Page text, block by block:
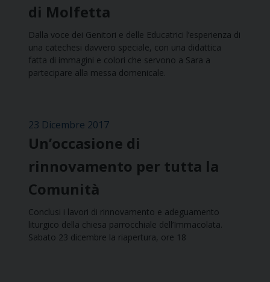
di Molfetta
Dalla voce dei Genitori e delle Educatrici l’esperienza di
una catechesi davvero speciale, con una didattica
fatta di immagini e colori che servono a Sara a
partecipare alla messa domenicale.
23 Dicembre 2017
Un’occasione di
rinnovamento per tutta la
Comunità
Conclusi i lavori di rinnovamento e adeguamento
liturgico della chiesa parrocchiale dell’Immacolata.
Sabato 23 dicembre la riapertura, ore 18